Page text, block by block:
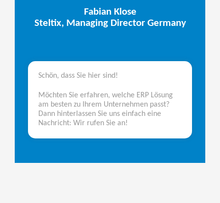
Fabian Klose
Steltix, Managing Director Germany
Schön, dass Sie hier sind!
Möchten Sie erfahren, welche ERP Lösung
am besten zu Ihrem Unternehmen passt?
Dann hinterlassen Sie uns einfach eine
Nachricht: Wir rufen Sie an!